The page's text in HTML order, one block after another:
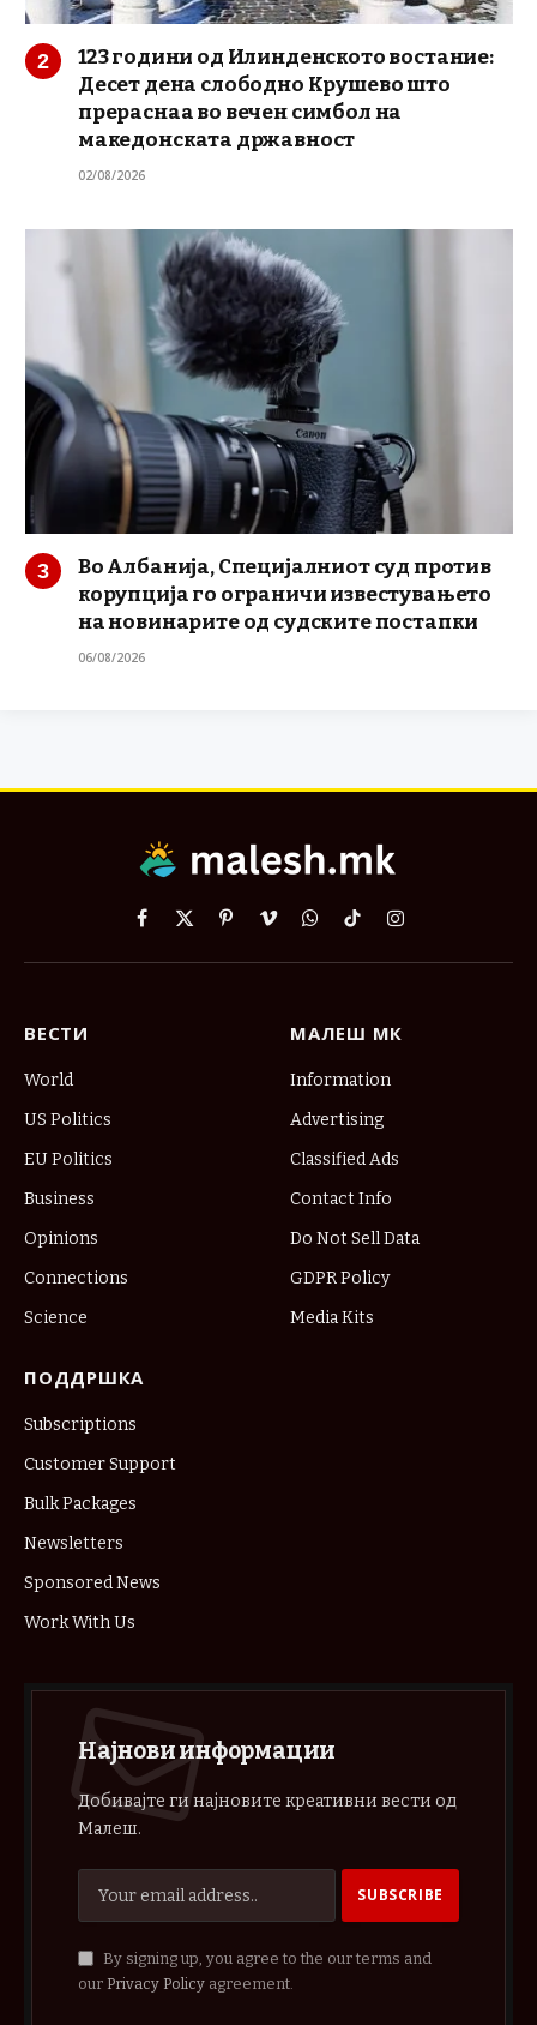
123 години од Илинденското востание:
Десет дена слободно Крушево што
прераснаа во вечен симбол на
македонската државност
02/08/2026
Во Албанија, Специјалниот суд против
корупција го ограничи известувањето
на новинарите од судските постапки
06/08/2026
Facebook
X
PinterestVimeoWhatsApp
TikTokInstagram
ВЕСТИ
World
US Politics
EU Politics
Business
Opinions
Connections
Science
МАЛЕШ МК
Information
Advertising
Classified Ads
Contact Info
Do Not Sell Data
GDPR Policy
Media Kits
ПОДДРШКА
Subscriptions
Customer Support
Bulk Packages
Newsletters
Sponsored News
Work With Us
Најнови информации
Добивајте ги најновите креативни вести од
Малеш.
By signing up, you agree to the our terms and
our Privacy Policyagreement.